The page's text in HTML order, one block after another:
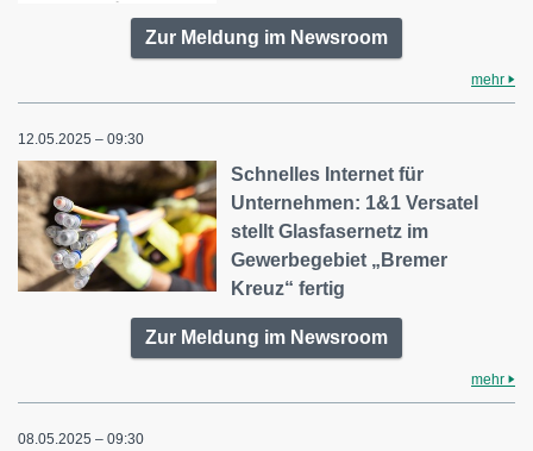
Zur Meldung im Newsroom
mehr
12.05.2025 – 09:30
Schnelles Internet für
Unternehmen: 1&1 Versatel
stellt Glasfasernetz im
Gewerbegebiet „Bremer
Kreuz“ fertig
Zur Meldung im Newsroom
mehr
08.05.2025 – 09:30